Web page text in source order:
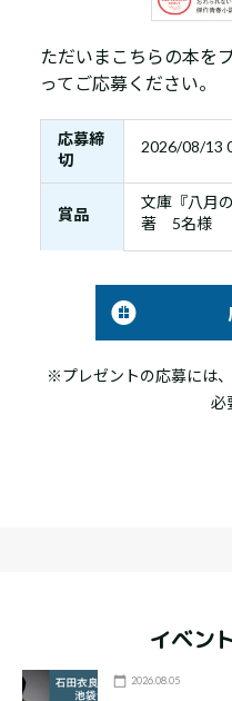
ただいまこちらの本を
ってご応募ください。
応募締
切
2026/08/13
賞品
文庫『八月
著 5名様
※プレゼントの応募には
必
イベン
2026.08.05